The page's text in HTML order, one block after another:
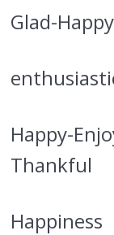
Glad-Happy
Happy-
Thankful
Happiness